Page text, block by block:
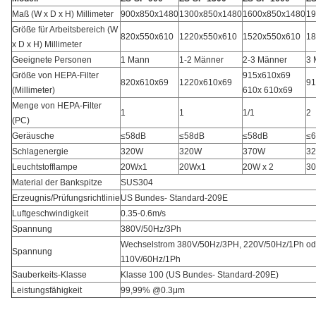
Maß (W x D x H) Millimeter
900x850x14801300x850x14801600x850x1480
Größe für Arbeitsbereich (W
x D x H) Millimeter
820x550x610 1220x550x610 1520x550x610
Geeignete Personen 1 Mann 1-2 Männer 2-3 Männer
3
Größe von HEPA-Filter
(Millimeter)
820x610x69 1220x610x69
915x610x69
610x 610x69
Menge von HEPA-Filter
(PC)
1 1 1/1 2
Geräusche ≤58dB ≤58dB ≤58dB
Schlagenergie
320W 320W 370W
Leuchtstofflampe
20Wx1 20Wx1 20W x 2
Material der Bankspitze
SUS304
Erzeugnis/Prüfungsrichtlinie US Bundes- Standard-209E
Luftgeschwindigkeit
0.35-0.6m/s
Spannung
380V/50Hz/3Ph
Spannung
Wechselstrom 380V/50Hz/3PH, 220V/50Hz/1Ph
110V/60Hz/1Ph
Sauberkeits-Klasse
Klasse 100 (US Bundes- Standard-209E)
Leistungsfähigkeit
99,99% @0.3μm